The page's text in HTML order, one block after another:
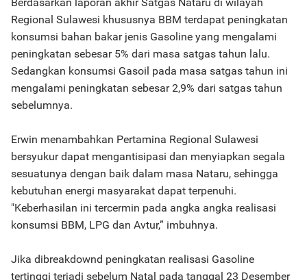
Regional Sulawesi khususnya BBM terdapat peningkatan
konsumsi bahan bakar jenis Gasoline yang mengalami
peningkatan sebesar 5% dari masa satgas tahun lalu.
Sedangkan konsumsi Gasoil pada masa satgas tahun ini
mengalami peningkatan sebesar 2,9% dari satgas tahun
sebelumnya.
Erwin menambahkan Pertamina Regional Sulawesi
bersyukur dapat mengantisipasi dan menyiapkan segala
sesuatunya dengan baik dalam masa Nataru, sehingga
kebutuhan energi masyarakat dapat terpenuhi.
"Keberhasilan ini tercermin pada angka angka realisasi
konsumsi BBM, LPG dan Avtur,” imbuhnya.
Jika dibreakdownd peningkatan realisasi Gasoline
tertinggi terjadi sebelum Natal pada tanggal 23 Desember